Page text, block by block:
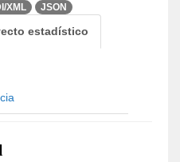
XML JSON
estadístico